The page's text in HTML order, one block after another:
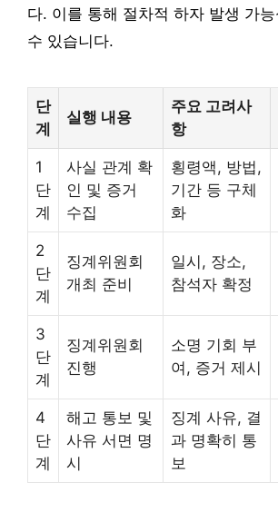
다. 이를 통해 절차적 하자 발생 가
수 있습니다.
단
계
실행 내용
주요 고려사
항
1
단
계
사실 관계 확
인 및 증거
수집
횡령액, 방법,
기간 등 구체
화
2
단
계
징계위원회
개최 준비
일시, 장소,
참석자 확정
3
단
계
징계위원회
진행
소명 기회 부
여, 증거 제시
4
단
계
해고 통보 및
사유 서면 명
시
징계 사유, 결
과 명확히 통
보